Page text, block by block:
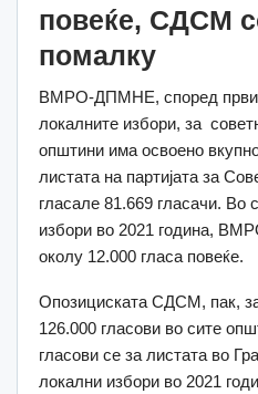
повеќе, СДСМ
помалку
ВМРО-ДПМНЕ, според
локалните избори, за
општини има освоено
листата на партијата за
гласале 81.669 гласачи. Во
избори во 2021 година,
околу 12.000 гласа повеќе.
Опозициската СДСМ, пак,
126.000 гласови во сите
гласови се за листата во
локални избори во 2021